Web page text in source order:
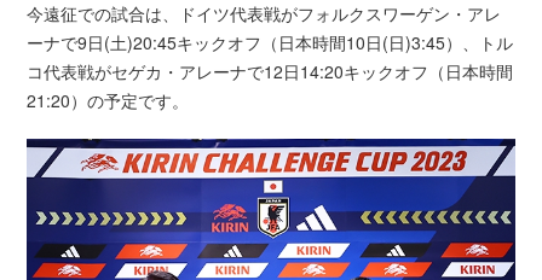
今遠征での試合は、ドイツ代表戦がフォルクスワーゲン・アレ
ーナで9日(土)20:45キックオフ（日本時間10日(日)3:45）、トル
コ代表戦がセゲカ・アレーナで12日14:20キックオフ（日本時間
21:20）の予定です。